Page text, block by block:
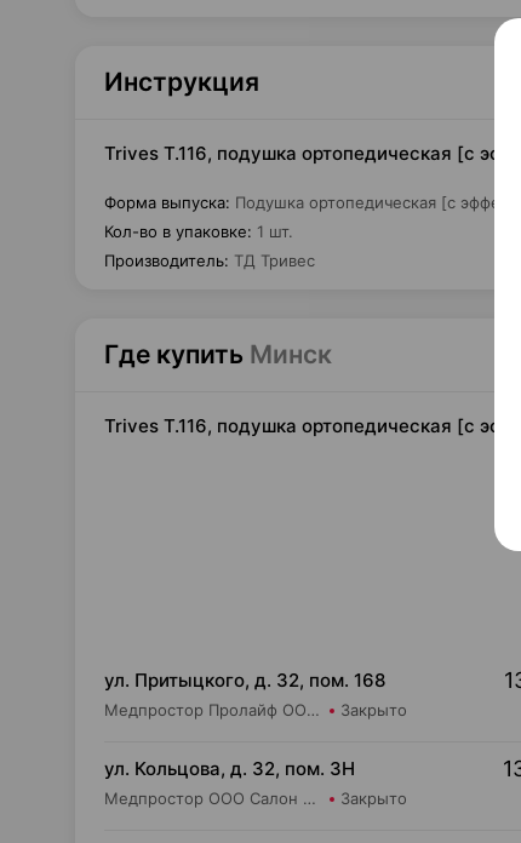
Инструкция
Trives T.116, подушка ортопедическая [с
Форма выпуска: Подушка ортопедическая [с
Кол-во в упаковке: 1 шт.
Производитель: ТД Тривес
Где купить Минск
Trives T.116, подушка ортопедическая [с
ул. Притыцкого, д. 32, пом. 168
Медпростор Пролайф ООО Салон медтехники и ортопедии №52 Закрыто
ул. Кольцова, д. 32, пом. 3Н
Медпростор ООО Салон медтехники и ортопедии №5 Закрыто